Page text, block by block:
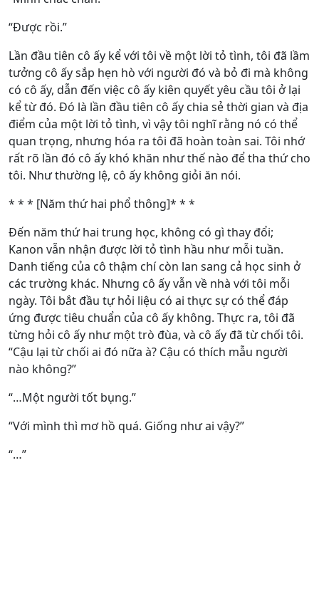
“Được rồi.”
Lần đầu tiên cô ấy kể với tôi về một lời tỏ tình, tôi đã lầm
tưởng cô ấy sắp hẹn hò với người đó và bỏ đi mà không
có cô ấy, dẫn đến việc cô ấy kiên quyết yêu cầu tôi ở lại
kể từ đó. Đó là lần đầu tiên cô ấy chia sẻ thời gian và địa
điểm của một lời tỏ tình, vì vậy tôi nghĩ rằng nó có thể
quan trọng, nhưng hóa ra tôi đã hoàn toàn sai. Tôi nhớ
rất rõ lần đó cô ấy khó khăn như thế nào để tha thứ cho
tôi. Như thường lệ, cô ấy không giỏi ăn nói.
* * * [Năm thứ hai phổ thông]* * *
Đến năm thứ hai trung học, không có gì thay đổi;
Kanon vẫn nhận được lời tỏ tình hầu như mỗi tuần.
Danh tiếng của cô thậm chí còn lan sang cả học sinh ở
các trường khác. Nhưng cô ấy vẫn về nhà với tôi mỗi
ngày. Tôi bắt đầu tự hỏi liệu có ai thực sự có thể đáp
ứng được tiêu chuẩn của cô ấy không. Thực ra, tôi đã
từng hỏi cô ấy như một trò đùa, và cô ấy đã từ chối tôi.
“Cậu lại từ chối ai đó nữa à? Cậu có thích mẫu người
nào không?”
“…Một người tốt bụng.”
“Với mình thì mơ hồ quá. Giống như ai vậy?”
“…”